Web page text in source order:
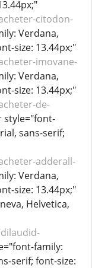
citodon-
Verdana,
size: 13.44px;"
imovane-
Verdana,
size: 13.44px;"
de-
style="font-
sans-serif;
adderall-
Verdana,
size: 13.44px;"
Helvetica,
family:
serif; font-size: